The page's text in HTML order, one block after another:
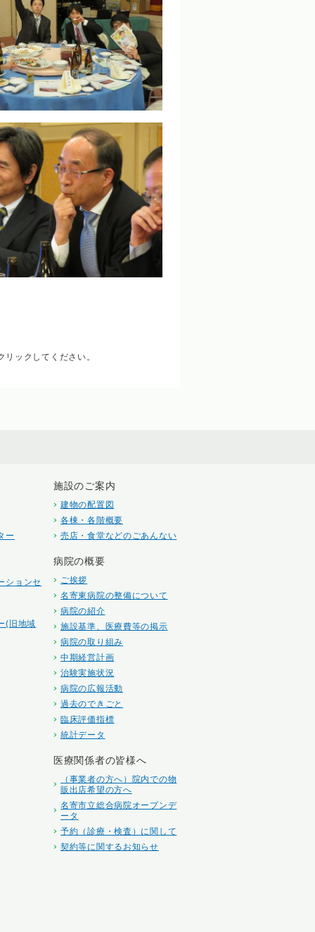
ックしてください。
ー
ションセ
(旧地域
施設のご案内
建物の配置図
各棟・各階概要
売店・食堂などのごあんない
病院の概要
ご挨拶
名寄東病院の整備について
病院の紹介
施設基準、医療費等の掲示
病院の取り組み
中期経営計画
治験実施状況
病院の広報活動
過去のできごと
臨床評価指標
統計データ
医療関係者の皆様へ
（事業者の方へ）院内での物
販出店希望の方へ
名寄市立総合病院オープンデ
ータ
予約（診療・検査）に関して
契約等に関するお知らせ